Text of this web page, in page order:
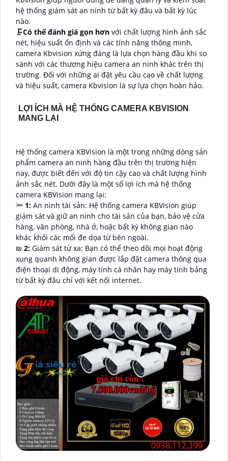
hệ thống giám sát an ninh từ bất kỳ đâu và bất kỳ lúc
nào.
🗜️Có thể đánh giá gọn hơn với chất lượng hình ảnh sắc
nét, hiệu suất ổn định và các tính năng thông minh,
camera Kbvision xứng đáng là lựa chọn hàng đầu khi so
sánh với các thương hiệu camera an ninh khác trên thị
trường. Đối với những ai đặt yêu cầu cao về chất lượng
và hiệu suất, camera Kbvision là sự lựa chọn hoàn hảo.
LỢI ÍCH MÀ HỆ THỐNG CAMERA KBVISION
MANG LẠI
Hệ thống camera KBVision là một trong những dòng sản
phẩm camera an ninh hàng đầu trên thị trường hiện
nay, được biết đến với độ tin cậy cao và chất lượng hình
ảnh sắc nét. Dưới đây là một số lợi ích mà hệ thống
camera KBVision mang lại:
🔦 1: An ninh tài sản: Hệ thống camera KBVision giúp
giám sát và giữ an ninh cho tài sản của bạn, bảo vệ cửa
hàng, văn phòng, nhà ở, hoặc bất kỳ không gian nào
khác khỏi các mối đe dọa từ bên ngoài.
₪ 2: Giám sát từ xa: Bạn có thể theo dõi mọi hoạt động
xung quanh không gian được lắp đặt camera thông qua
điện thoại di động, máy tính cá nhân hay máy tính bảng
từ bất kỳ đâu chỉ với kết nối internet.